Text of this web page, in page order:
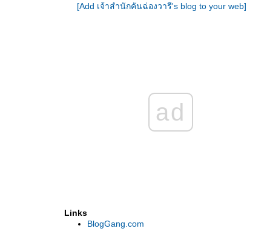
4 วัน 3 คืน ฟุกุอิ ดินแดนไดโนเสาร์
กะ เทีี่ยวเมืองเก่ามรดกโลกแห่ง
1 วัน เจแปนเอลป์ ดินแดนหลังคา
ประวัติศาสตร์จากเมืองท่า
[Add เจ้าสำนักคันฉ่องวารี's blog to your web]
ad
Links
BlogGang.com